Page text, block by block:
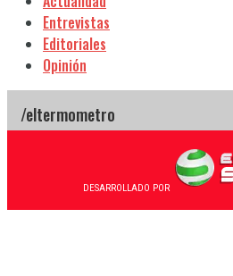
Entrevistas
Editoriales
Opinión
DESARROLLADO POR